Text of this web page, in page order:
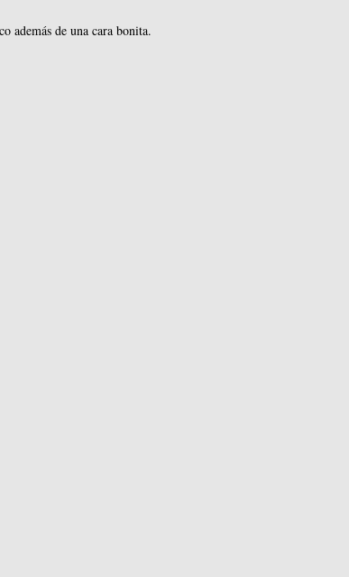
además de una cara bonita.